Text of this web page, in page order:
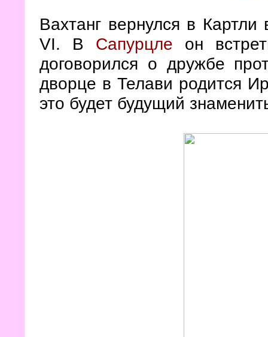
Вахтанг вернулся в
VI. В Сапурцле он
договорился о дружбе
дворце в Телави родится
это будет будущий